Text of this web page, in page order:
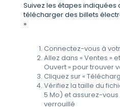
Suivez les étapes indiquées
télécharger des billets
»
Connectez-vous à
Allez dans « Ventes »
Ouvert » pour trouver
Cliquez sur «
Vérifiez la taille du
5 Mo) et assurez-
verrouillé